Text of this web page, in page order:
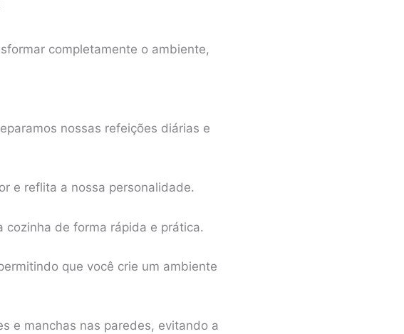
completamente o ambiente,
nossas refeições diárias e
e reflita a nossa personalidade.
cozinha de forma rápida e prática.
que você crie um ambiente
e manchas nas paredes, evitando a